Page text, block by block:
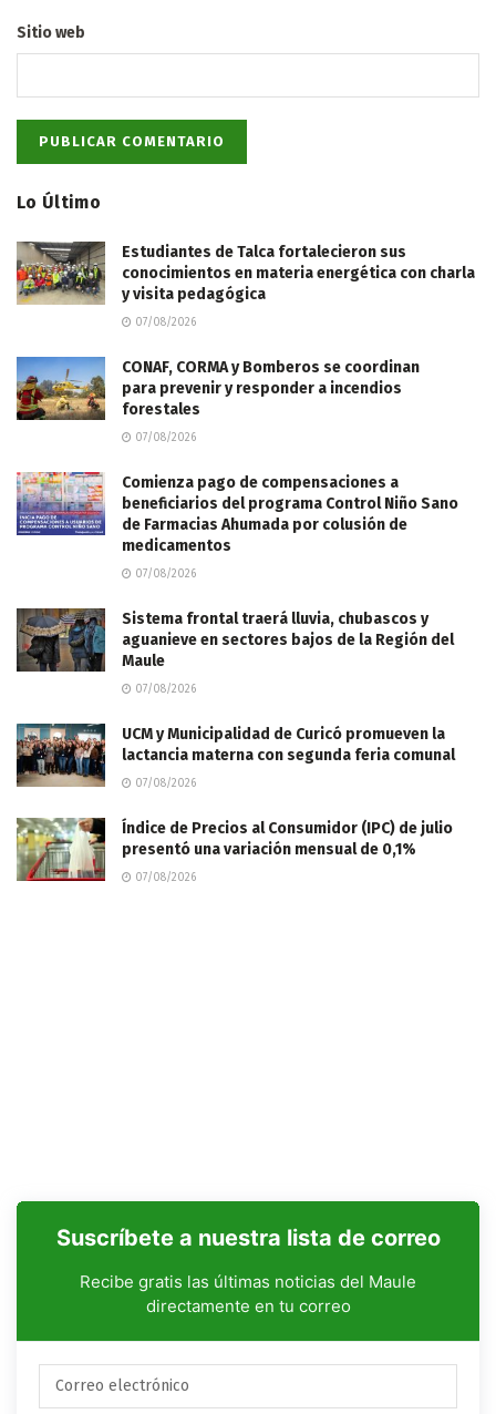
Sitio web
Lo Último
Estudiantes de Talca fortalecieron sus
conocimientos en materia energética con charla
y visita pedagógica
07/08/2026
CONAF, CORMA y Bomberos se coordinan
para prevenir y responder a incendios
forestales
07/08/2026
Comienza pago de compensaciones a
beneficiarios del programa Control Niño Sano
de Farmacias Ahumada por colusión de
medicamentos
07/08/2026
Sistema frontal traerá lluvia, chubascos y
aguanieve en sectores bajos de la Región del
Maule
07/08/2026
UCM y Municipalidad de Curicó promueven la
lactancia materna con segunda feria comunal
07/08/2026
Índice de Precios al Consumidor (IPC) de julio
presentó una variación mensual de 0,1%
07/08/2026
Suscríbete a nuestra lista de correo
Recibe gratis las últimas noticias del Maule
directamente en tu correo